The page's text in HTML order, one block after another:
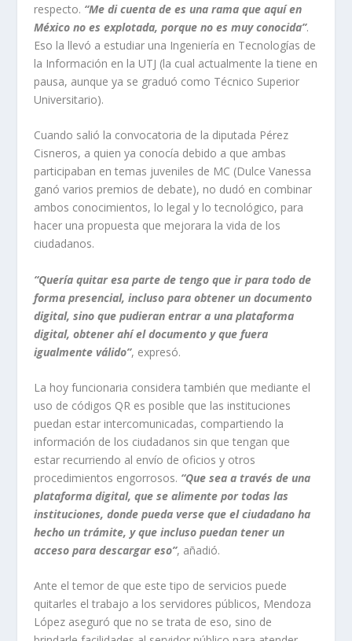
respecto. “Me di cuenta de es una rama que aquí en
México no es explotada, porque no es muy conocida”.
Eso la llevó a estudiar una Ingeniería en Tecnologías de
la Información en la UTJ (la cual actualmente la tiene en
pausa, aunque ya se graduó como Técnico Superior
Universitario).
Cuando salió la convocatoria de la diputada Pérez
Cisneros, a quien ya conocía debido a que ambas
participaban en temas juveniles de MC (Dulce Vanessa
ganó varios premios de debate), no dudó en combinar
ambos conocimientos, lo legal y lo tecnológico, para
hacer una propuesta que mejorara la vida de los
ciudadanos.
“Quería quitar esa parte de tengo que ir para todo de
forma presencial, incluso para obtener un documento
digital, sino que pudieran entrar a una plataforma
digital, obtener ahí el documento y que fuera
igualmente válido”, expresó.
La hoy funcionaria considera también que mediante el
uso de códigos QR es posible que las instituciones
puedan estar intercomunicadas, compartiendo la
información de los ciudadanos sin que tengan que
estar recurriendo al envío de oficios y otros
procedimientos engorrosos. “Que sea a través de una
plataforma digital, que se alimente por todas las
instituciones, donde pueda verse que el ciudadano ha
hecho un trámite, y que incluso puedan tener un
acceso para descargar eso”, añadió.
Ante el temor de que este tipo de servicios puede
quitarles el trabajo a los servidores públicos, Mendoza
López aseguró que no se trata de eso, sino de